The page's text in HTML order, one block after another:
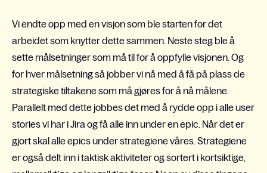
Vi endte opp med en visjon som ble starten for det
arbeidet som knytterdette sammen. Neste steg ble å
sette målsetninger som må til for å oppfylle visjonen. Og
for hver målsetning så jobber vi nå med å få på plass de
strategiske tiltakene som må gjøres for å nå målene.
Parallelt med dette jobbes det med å rydde opp i alle user
stories vi har i Jira og få alle inn under en epic. Når det er
gjort skal alle epics under strategiene våres. Strategiene
er også delt inn i taktisk aktiviteter og sortert i kortsiktige,